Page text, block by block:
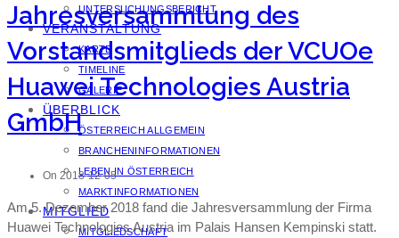
UNTERSUCHUNGSBERICHT
VERANSTALTUNG
KARTE
TIMELINE
GALERIE
ÜBERBLICK
ÖSTERREICH ALLGEMEIN
BRANCHENINFORMATIONEN
LEBEN IN ÖSTERREICH
MARKTINFORMATIONEN
MITGLIED
MITGLIEDSCHAFT
Jahresversammlung des
Vorstandsmitglieds der VCUOe
Huawei Technologies Austria
GmbH
On 2018-12-05
Am 5. Dezember 2018 fand die Jahresversammlung der Firma
Huawei Technologies Austria im Palais Hansen Kempinski statt.